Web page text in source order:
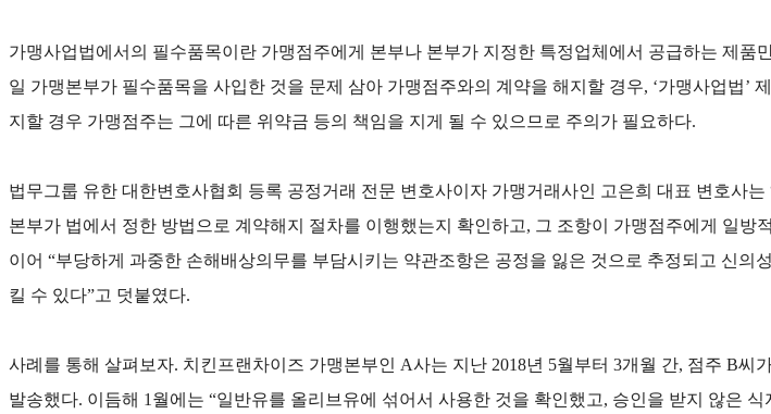
가맹사업법에서의 필수품목이란 가맹점주에게 본부나 본부가 지정한 특정업체에서 공급하는 제
일 가맹본부가 필수품목을 사입한 것을 문제 삼아 가맹점주와의 계약을 해지할 경우, ‘가맹사업법’
지할 경우 가맹점주는 그에 따른 위약금 등의 책임을 지게 될 수 있으므로 주의가 필요하다.
법무그룹 유한 대한변호사협회 등록 공정거래 전문 변호사이자 가맹거래사인 고은희 대표 변호사
본부가 법에서 정한 방법으로 계약해지 절차를 이행했는지 확인하고, 그 조항이 가맹점주에게 일
이어 “부당하게 과중한 손해배상의무를 부담시키는 약관조항은 공정을 잃은 것으로 추정되고 신의
킬 수 있다”고 덧붙였다.
사례를 통해 살펴보자. 치킨프랜차이즈 가맹본부인 A사는 지난 2018년 5월부터 3개월 간, 점주 B
발송했다. 이듬해 1월에는 “일반유를 올리브유에 섞어서 사용한 것을 확인했고, 승인을 받지 않은